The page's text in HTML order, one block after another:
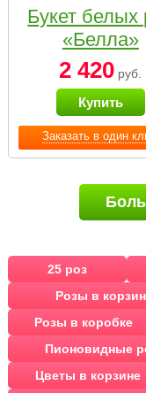
Заказать в один
Букет белых
«Белла»
2 420 руб.
Купить
25 роз
Розы в
Розы в коробке
Пионовидные
Цветы в корзине